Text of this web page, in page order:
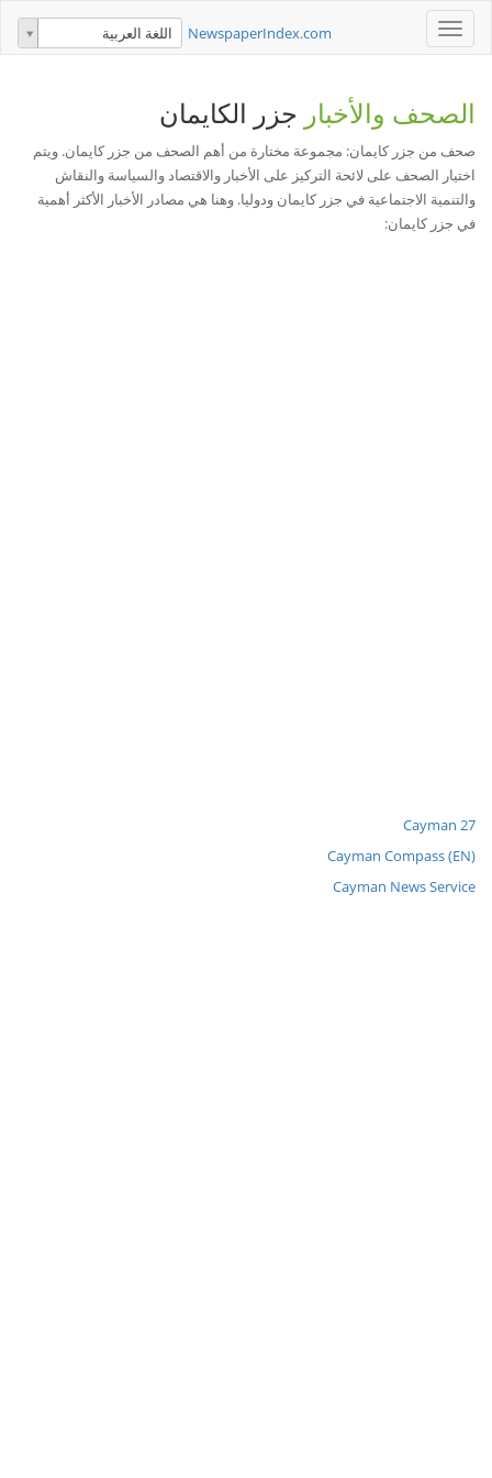
Toggle
navigation
NewspaperIndex.com اللغة العربية
الصحف والأخبار جزر الكايمان
صحف من جزر كايمان: مجموعة مختارة من أهم الصحف من جزر كايمان. ويتم
اختيار الصحف على لائحة التركيز على الأخبار والاقتصاد والسياسة والنقاش
والتنمية الاجتماعية في جزر كايمان ودوليا. وهنا هي مصادر الأخبار الأكثر أهمية
في جزر كايمان:
Cayman 27
Cayman Compass (EN)
Cayman News Service